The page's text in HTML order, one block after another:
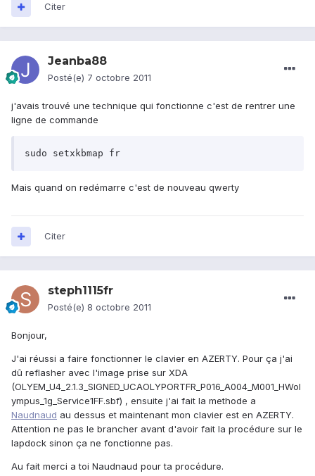
Citer
Jeanba88
Posté(e) 7 octobre 2011
j'avais trouvé une technique qui fonctionne c'est de rentrer une
ligne de commande
Mais quand on redémarre c'est de nouveau qwerty
Citer
steph1115fr
Posté(e) 8 octobre 2011
Bonjour,
J'ai réussi a faire fonctionner le clavier en AZERTY. Pour ça j'ai
dû reflasher avec l'image prise sur XDA
(OLYEM_U4_2.1.3_SIGNED_UCAOLYPORTFR_P016_A004_M001_HWol
ympus_1g_Service1FF.sbf) , ensuite j'ai fait la methode a
Naudnaud au dessus et maintenant mon clavier est en AZERTY.
Attention ne pas le brancher avant d'avoir fait la procédure sur le
lapdock sinon ça ne fonctionne pas.
Au fait merci a toi Naudnaud pour ta procédure.